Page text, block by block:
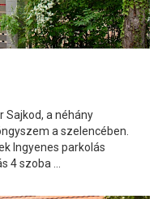
Sajkod, a néhány
a szelencében.
Ingyenes parkolás
4 szoba ...